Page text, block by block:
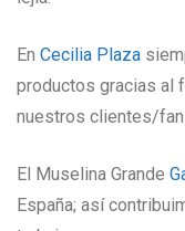
En Cecilia Plaza
productos gracias al
nuestros clientes/
El Muselina Grande
España; así